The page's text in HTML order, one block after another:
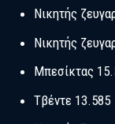
Νικητής
Νικητής
Μπεσίκτας
Τβέντε 13.585